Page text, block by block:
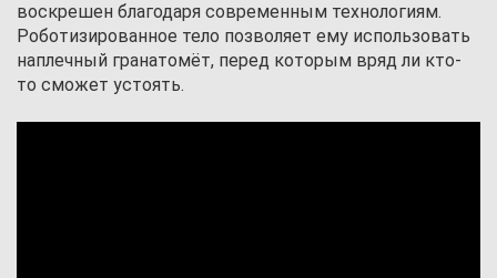
воскрешен благодаря современным технологиям.
Роботизированное тело позволяет ему использовать
наплечный гранатомёт, перед которым вряд ли кто-
то сможет устоять.